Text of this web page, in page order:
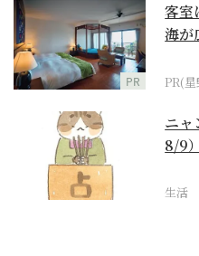
PR
客室
海が
PR(
ニャ
8/9
生活